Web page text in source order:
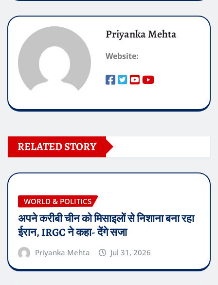
Priyanka Mehta
Website:
RELATED STORY
WORLD & POLITICS
अपने करीबी चीन को मिसाइलों से निशाना बना रहा
ईरान, IRGC ने कहा- देंगे सजा
Priyanka Mehta Jul 31, 2026